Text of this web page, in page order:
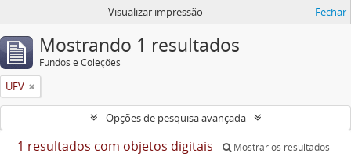
Visualizar impressão Fechar
Mostrando 1 resultados
Fundos e Coleções
UFV
Opções de pesquisa avançada
1 resultados com objetos digitais
Mostrar os resultados